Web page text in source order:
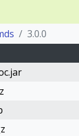
3.0.0